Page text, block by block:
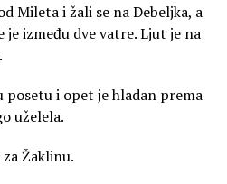
Mileta i žali se na Debeljka, a
je između dve vatre. Ljut je na
posetu i opet je hladan prema
uželela.
Žaklinu.